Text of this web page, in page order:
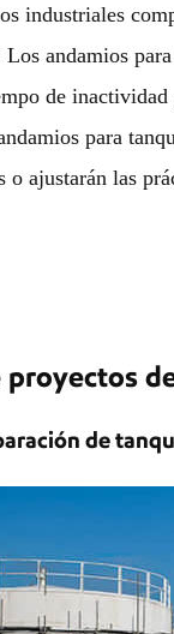
industriales
Los andamios
de
para
o ajustarán las
proyectos
de